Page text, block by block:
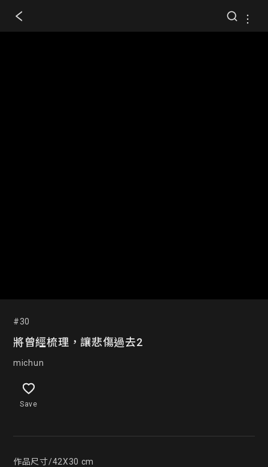
#30
將曾經梳理，讓悲傷過去2
michun
Save
作品尺寸/42X30 cm